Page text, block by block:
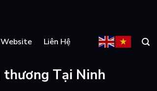
Liên Hệ
thương Tại Ninh